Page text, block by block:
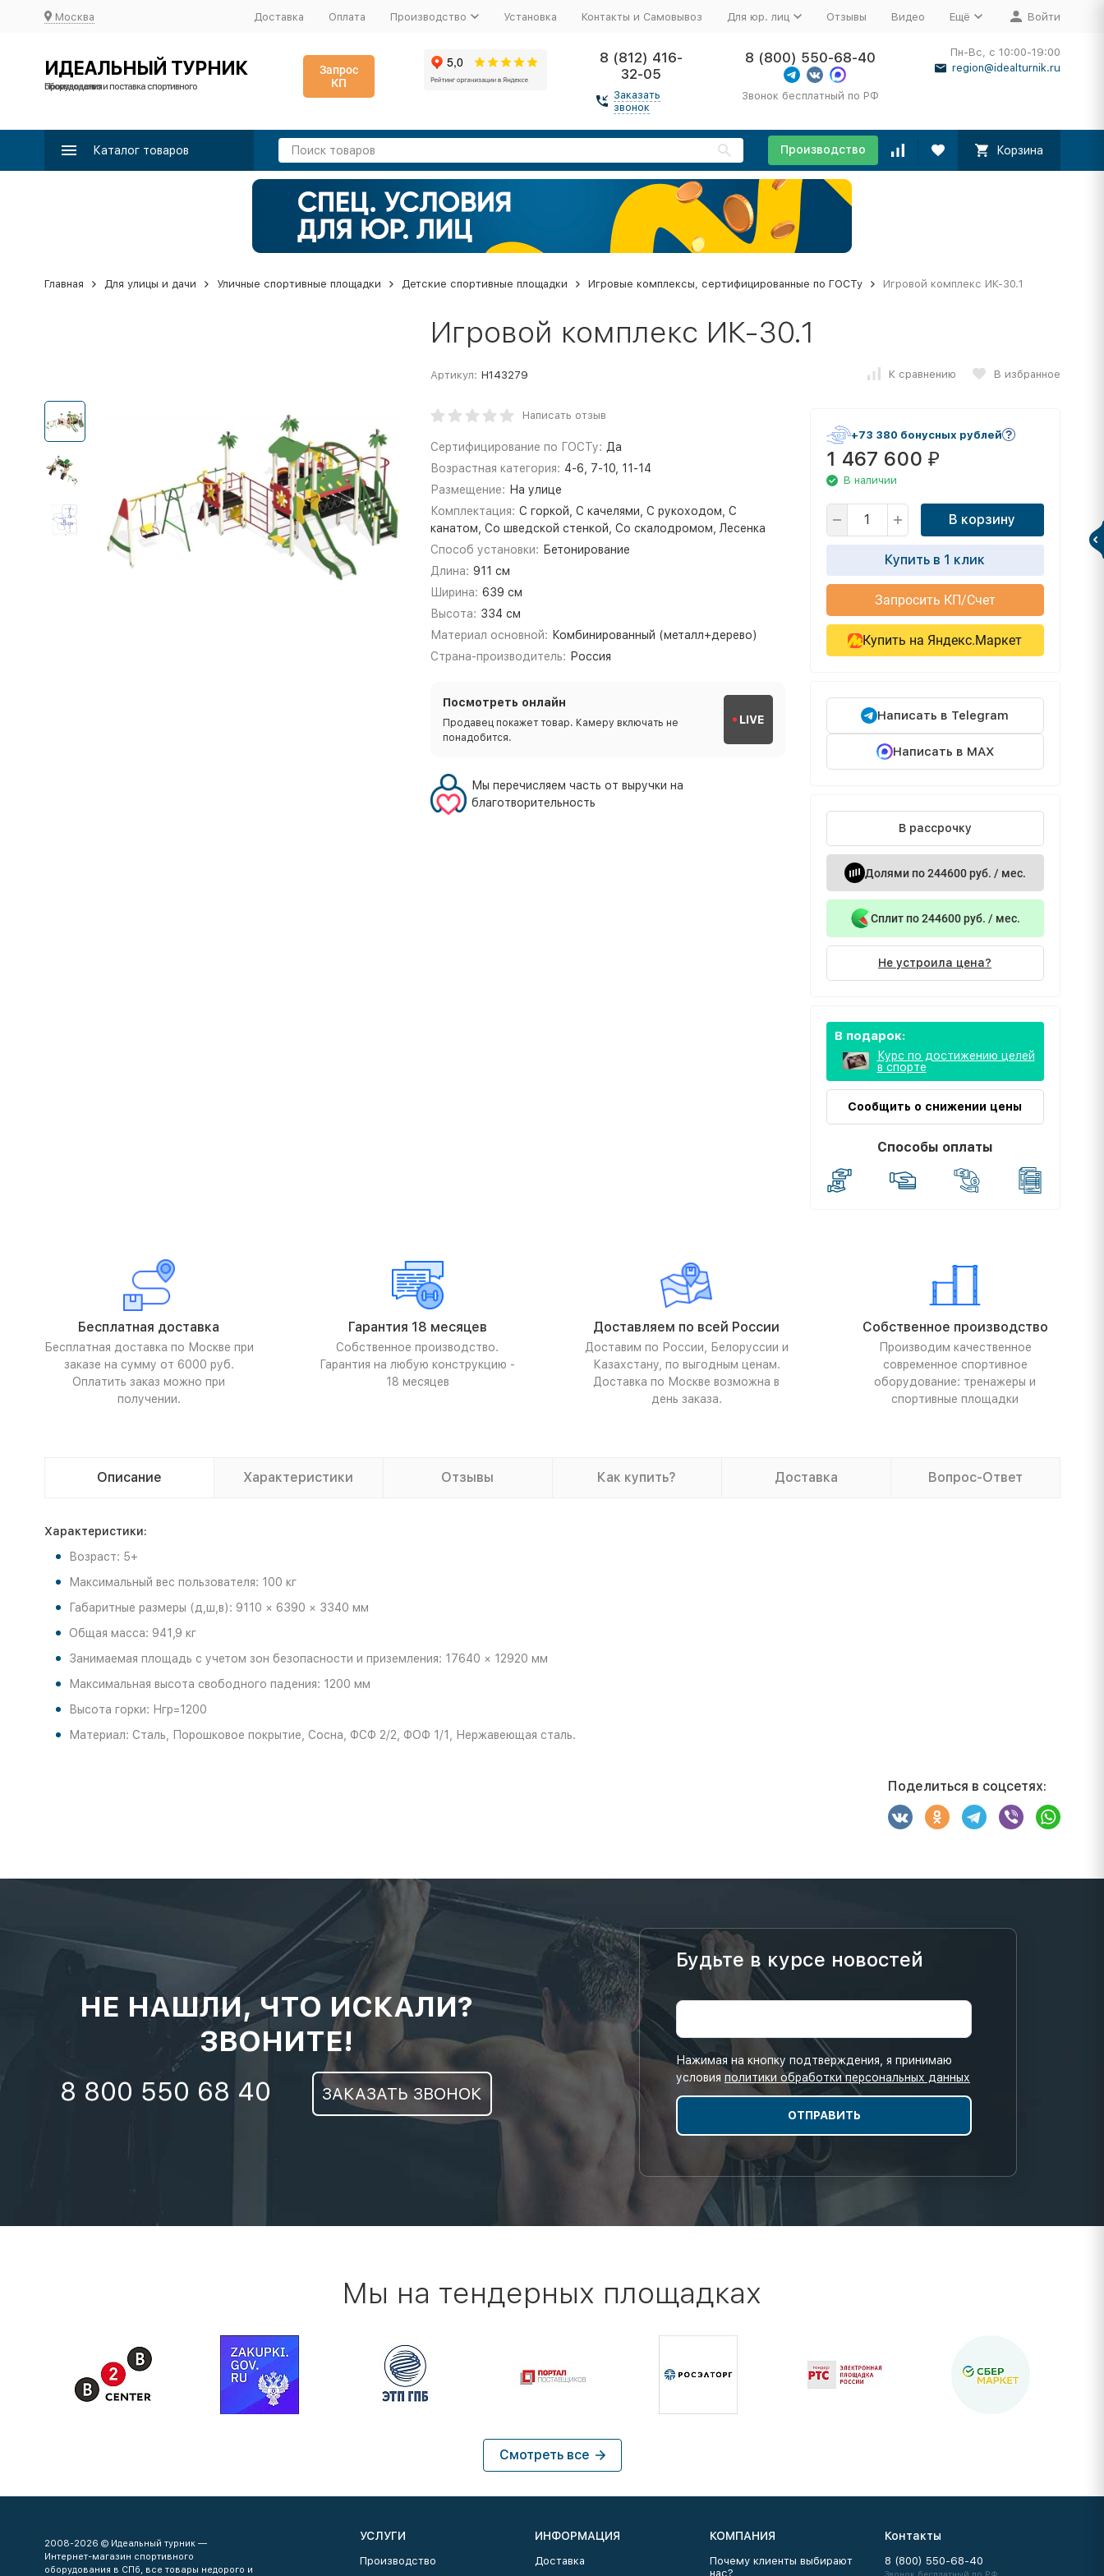
Москва Доставка Оплата Производство Установка Контакты и Самовывоз Для юр. лиц Отзывы Видео Ещё Войти
ИДЕАЛЬНЫЙ ТУРНИК
Производство и поставка спортивного оборудования
Запрос
КП
8 (812) 416-
32-05
Заказать
звонок
8 (800) 550-68-40
Звонок бесплатный по РФ
Пн-Вс, с 10:00-19:00
region@idealturnik.ru
Каталог товаров Производство Корзина
Главная Для улицы и дачи Уличные спортивные площадки Детские спортивные площадки Игровые комплексы, сертифицированные по ГОСТу Игровой комплекс ИК-30.1
Игровой комплекс ИК-30.1
Артикул: Н143279 К сравнению В избранное
Написать отзыв
Сертифицирование по ГОСТу: Да
Возрастная категория: 4-6, 7-10, 11-14
Размещение: На улице
Комплектация: С горкой, С качелями, С рукоходом, С
канатом, Со шведской стенкой, Со скалодромом, Лесенка
Способ установки: Бетонирование
Длина: 911 см
Ширина: 639 см
Высота: 334 см
Материал основной: Комбинированный (металл+дерево)
Страна-производитель: Россия
Посмотреть онлайн
Продавец покажет товар. Камеру включать не
понадобится.
LIVE
Мы перечисляем часть от выручки на
благотворительность
+73 380 бонусных рублей
1 467 600 ₽
В наличии
В корзину
Купить в 1 клик
Запросить КП/Счет
Купить на Яндекс.Маркет
Написать в Telegram
Написать в MAX
В рассрочку
Долями по 244600 руб. / мес.
Сплит по 244600 руб. / мес.
Не устроила цена?
В подарок:
Курс по достижению целей
в спорте
Сообщить о снижении цены
Способы оплаты
Бесплатная доставка
Бесплатная доставка по Москве при
заказе на сумму от 6000 руб.
Оплатить заказ можно при
получении.
Гарантия 18 месяцев
Собственное производство.
Гарантия на любую конструкцию -
18 месяцев
Доставляем по всей России
Доставим по России, Белоруссии и
Казахстану, по выгодным ценам.
Доставка по Москве возможна в
день заказа.
Собственное производство
Производим качественное
современное спортивное
оборудование: тренажеры и
спортивные площадки
Описание Характеристики Отзывы Как купить? Доставка Вопрос-Ответ
Характеристики:
Возраст: 5+
Максимальный вес пользователя: 100 кг
Габаритные размеры (д,ш,в): 9110 × 6390 × 3340 мм
Общая масса: 941,9 кг
Занимаемая площадь с учетом зон безопасности и приземления: 17640 × 12920 мм
Максимальная высота свободного падения: 1200 мм
Высота горки: Нгр=1200
Материал: Сталь, Порошковое покрытие, Сосна, ФСФ 2/2, ФОФ 1/1, Нержавеющая сталь.
Поделиться в соцсетях:
НЕ НАШЛИ, ЧТО ИСКАЛИ?
ЗВОНИТЕ!
8 800 550 68 40 ЗАКАЗАТЬ ЗВОНОК
Будьте в курсе новостей
Нажимая на кнопку подтверждения, я принимаю
условия политики обработки персональных данных
Мы на тендерных площадках
Смотреть все
2008-2026 © Идеальный турник —
Интернет-магазин спортивного
оборудования в СПб, все товары недорого и
УСЛУГИ
Производство
ИНФОРМАЦИЯ
Доставка
КОМПАНИЯ
Почему клиенты выбирают
нас?
Контакты
8 (800) 550-68-40
Звонок бесплатный по РФ